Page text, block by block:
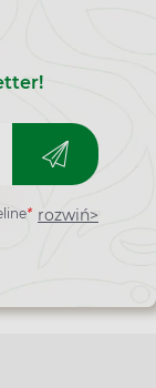
* rozwiń>